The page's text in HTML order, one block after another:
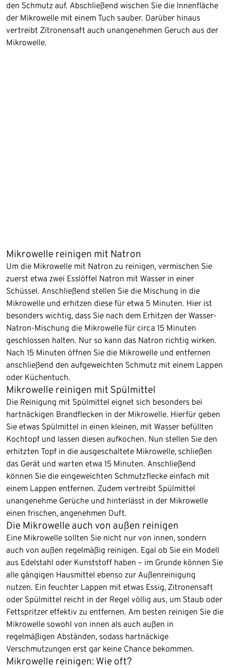
den Schmutz auf. Abschließend wischen Sie die Innenfläche
der Mikrowelle mit einem Tuch sauber. Darüber hinaus
vertreibt Zitronensaft auch unangenehmen Geruch aus der
Mikrowelle.
Mikrowelle reinigen mit Natron
Um die Mikrowelle mit Natron zu reinigen, vermischen Sie
zuerst etwa zwei Esslöffel Natron mit Wasser in einer
Schüssel. Anschließend stellen Sie die Mischung in die
Mikrowelle und erhitzen diese für etwa 5 Minuten. Hier ist
besonders wichtig, dass Sie nach dem Erhitzen der Wasser-
Natron-Mischung die Mikrowelle für circa 15 Minuten
geschlossen halten. Nur so kann das Natron richtig wirken.
Nach 15 Minuten öffnen Sie die Mikrowelle und entfernen
anschließend den aufgeweichten Schmutz mit einem Lappen
oder Küchentuch.
Mikrowelle reinigen mit Spülmittel
Die Reinigung mit Spülmittel eignet sich besonders bei
hartnäckigen Brandflecken in der Mikrowelle. Hierfür geben
Sie etwas Spülmittel in einen kleinen, mit Wasser befüllten
Kochtopf und lassen diesen aufkochen. Nun stellen Sie den
erhitzten Topf in die ausgeschaltete Mikrowelle, schließen
das Gerät und warten etwa 15 Minuten. Anschließend
können Sie die eingeweichten Schmutzflecke einfach mit
einem Lappen entfernen. Zudem vertreibt Spülmittel
unangenehme Gerüche und hinterlässt in der Mikrowelle
einen frischen, angenehmen Duft.
Die Mikrowelle auch von außen reinigen
Eine Mikrowelle sollten Sie nicht nur von innen, sondern
auch von außen regelmäßig reinigen. Egal ob Sie ein Modell
aus Edelstahl oder Kunststoff haben – im Grunde können Sie
alle gängigen Hausmittel ebenso zur Außenreinigung
nutzen. Ein feuchter Lappen mit etwas Essig, Zitronensaft
oder Spülmittel reicht in der Regel völlig aus, um Staub oder
Fettspritzer effektiv zu entfernen. Am besten reinigen Sie die
Mikrowelle sowohl von innen als auch außen in
regelmäßigen Abständen, sodass hartnäckige
Verschmutzungen erst gar keine Chance bekommen.
Mikrowelle reinigen: Wie oft?